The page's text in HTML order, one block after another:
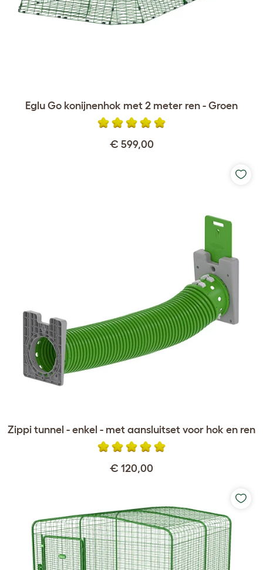
Eglu Go konijnenhok met 2 meter ren - Groen
€ 599,00
Zippi tunnel - enkel - met aansluitset voor hok en ren
€ 120,00